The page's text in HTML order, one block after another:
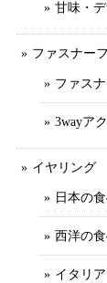
甘味・
ファスナー
ファス
3wayア
イヤリング
日本の
西洋の
イタリ